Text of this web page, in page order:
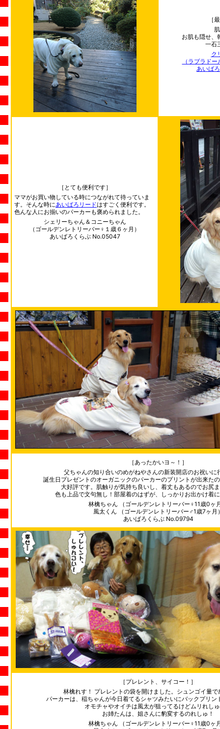
［
お肌も隠せ、
一石
ク
（ラブラド
あいば
［とても便利です］
ママがお買い物している時につながれて待っていま
す。そんな時にあいばろリードはすごく便利です。
色んな人にお揃いのパーカーも褒められました。
シェリーちゃん＆コニーちゃん
（ゴールデンレトリーバー♀１歳６ヶ月）
あいばろくらぶ No.05047
［あったかいヨ～！］
父ちゃんの知り合いのめがねやさんの新装開店のお祝いに
誕生日プレゼントのオーガニックのパーカーのプリントが出来た
大好評です。肌触りが気持ち良いし、着丈もあるのでお尻
色も上品で文句無し！部屋着のはずが、しっかりお出かけ着
林檎ちゃん （ゴールデンレトリーバー♀11歳0ヶ
風太くん （ゴールデンレトリーバー♂1歳7ヶ月
あいばろくらぶ No.09794
［プレレント、サイコー！］
林檎れす！ プレレントの袋を開けました。シュンゴイ量で
パーカーは、稲ちゃんが今日着てるシャツみたいにバックプリン
オモチャやオイチは風太が狙ってるけどムリれし
お姉たんは、姐さんに豹変するのれしゅ！
林檎ちゃん （ゴールデンレトリーバー♀11歳0ヶ